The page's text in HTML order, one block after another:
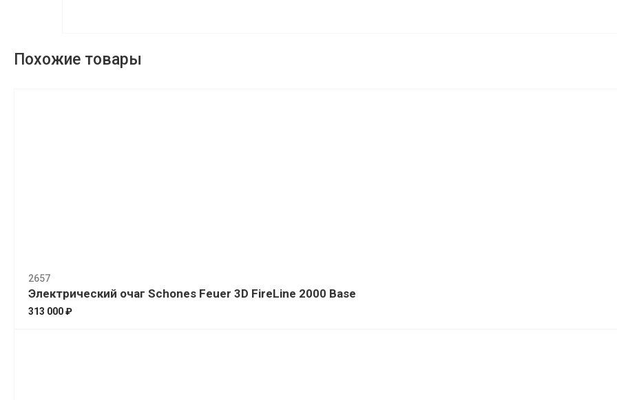
Похожие товары
2657
Электрический очаг Schones Feuer 3D FireLine 2000 Base
313 000 ₽